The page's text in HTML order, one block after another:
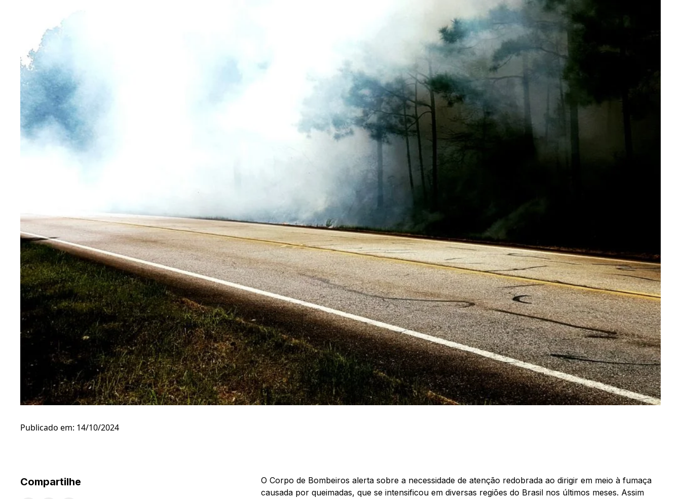
Publicado em: 14/10/2024
Compartilhe
O Corpo de Bombeiros alerta sobre a necessidade de atenção redobrada ao dirigir em meio à fumaça
causada por queimadas, que se intensificou em diversas regiões do Brasil nos últimos meses. Assim